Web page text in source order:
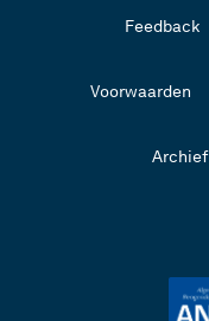
Feedback
Voorwaarden
Archief